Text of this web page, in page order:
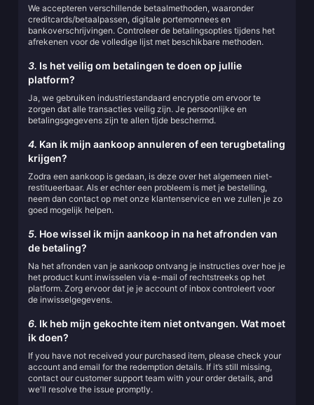
We accepteren verschillende betaalmethoden, waaronder
creditcards/betaalpassen, digitale portemonnees en
bankoverschrijvingen. Controleer de betalingsopties tijdens het
afrekenen voor de volledige lijst met beschikbare methoden.
3. Is het veilig om betalingen te doen op jullie
platform?
Ja, we gebruiken industriestandaard encryptie om ervoor te
zorgen dat alle transacties veilig zijn. Je persoonlijke en
betalingsgegevens zijn te allen tijde beschermd.
4. Kan ik mijn aankoop annuleren of een terugbetaling
krijgen?
Zodra een aankoop is gedaan, is deze over het algemeen niet-
restitueerbaar. Als er echter een probleem is met je bestelling,
neem dan contact op met onze klantenservice en we zullen je zo
goed mogelijk helpen.
5. Hoe wissel ik mijn aankoop in na het afronden van
de betaling?
Na het afronden van je aankoop ontvang je instructies over hoe je
het product kunt inwisselen via e-mail of rechtstreeks op het
platform. Zorg ervoor dat je je account of inbox controleert voor
de inwisselgegevens.
6. Ik heb mijn gekochte item niet ontvangen. Wat moet
ik doen?
If you have not received your purchased item, please check your
account and email for the redemption details. If it’s still missing,
contact our customer support team with your order details, and
we'll resolve the issue promptly.